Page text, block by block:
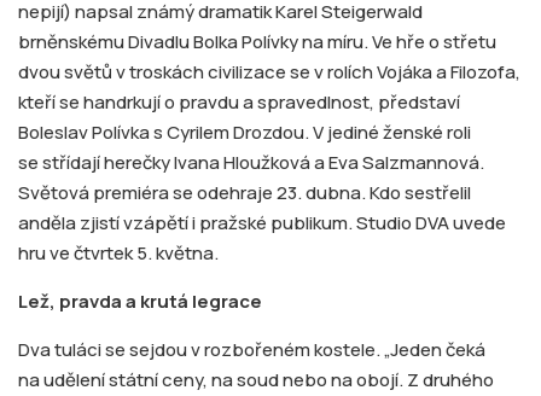
nepijí) napsal známý dramatik Karel Steigerwald
brněnskému Divadlu Bolka Polívky na míru. Ve hře o střetu
dvou světů v troskách civilizace se v rolích Vojáka a Filozofa,
kteří se handrkují o pravdu a spravedlnost, představí
Boleslav Polívka s Cyrilem Drozdou. V jediné ženské roli
se střídají herečky Ivana Hloužková a Eva Salzmannová.
Světová premiéra se odehraje 23. dubna. Kdo sestřelil
anděla zjistí vzápětí i pražské publikum. Studio DVA uvede
hru ve čtvrtek 5. května.
Lež, pravda a krutá legrace
Dva tuláci se sejdou v rozbořeném kostele. „Jeden čeká
na udělení státní ceny, na soud nebo na obojí. Z druhého